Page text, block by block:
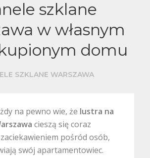
szklane
w własnym
domu
SZKLANE WARSZAWA
na pewno wie, że lustra na
cieszą się coraz
pośród osób,
swój apartamentowiec.